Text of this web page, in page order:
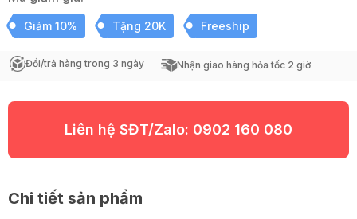
Giảm 10% Tặng 20K Freeship
Đổi/trả hàng trong 3 ngày Nhận giao hàng hỏa tốc 2 giờ
Liên hệ SĐT/Zalo: 0902 160 080
Chi tiết sản phẩm